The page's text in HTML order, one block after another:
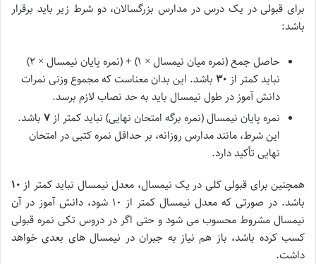
برای قبولی در یک درس در مدارس بزرگسالان، دو شرط زیر باید برقرار
باشد:
حاصل جمع (نمره میان نیمسال × ۱) + (نمره پایان نیمسال × ۲)
نباید کمتر از ۳۰ باشد. این بدان معناست که مجموع وزنی نمرات
دانش آموز در طول نیمسال باید به حد نصاب لازم برسد.
نمره پایان نیمسال (نمره برگه امتحان نهایی) نباید کمتر از ۷ باشد.
این شرط، مانند مدارس روزانه، بر حداقل نمره کتبی در امتحان
نهایی تأکید دارد.
همچنین برای قبولی کلی در یک نیمسال، معدل نیمسال نباید کمتر از ۱۰
باشد. در صورتی که معدل نیمسال کمتر از ۱۰ شود، دانش آموز در آن
نیمسال مشروط محسوب می شود و حتی اگر در دروس تکی نمره قبولی
کسب کرده باشد، باز هم نیاز به جبران در نیمسال های بعدی خواهد
داشت.